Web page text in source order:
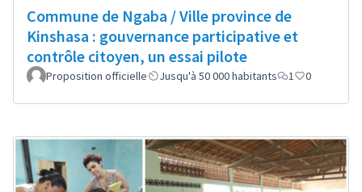
Commune de Ngaba / Ville province de
Kinshasa : gouvernance participative et
contrôle citoyen, un essai pilote
Proposition officielle Jusqu'à 50 000 habitants 1 0